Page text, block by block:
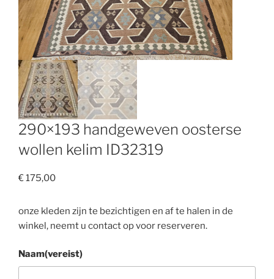
290×193 handgeweven oosterse
wollen kelim ID32319
€175,00
onze kleden zijn te bezichtigen en af te halen in de
winkel, neemt u contact op voor reserveren.
Naam(vereist)